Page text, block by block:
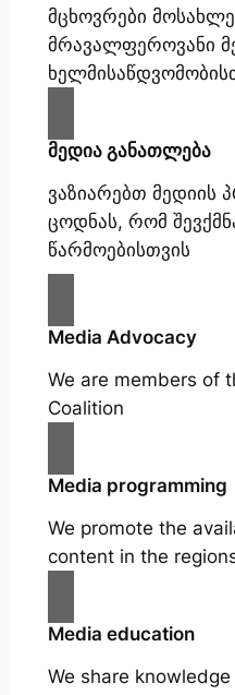
მცხოვრები
მრავალფეროვანი
მედია განათლება
ვაზიარებთ მედიის
ცოდნას, რომ
წარმოებისთვის
Media Advocacy
We are members of
Coalition
Media programming
We promote the
content in the
Media education
We share